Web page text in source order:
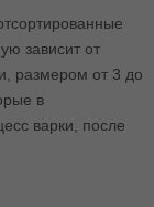
зависит от
размером от 3 до
в
варки, после